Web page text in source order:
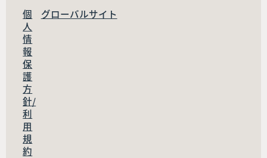
個
人
情
報
保
護
方
針/
利
用
規
約
グローバルサイト